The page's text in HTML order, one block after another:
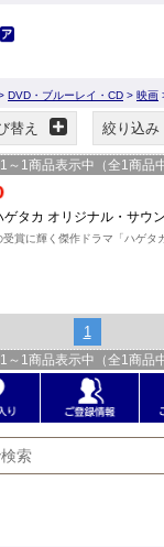
DVD・ブルーレイ・CD > 映画
替え 絞り込み
1 ～ 1 商品表示中（全1 商品
ゲタカ オリジナル・サウ
受賞に輝く傑作ドラマ「ハゲタ
1
1 ～ 1 商品表示中（全1 商品